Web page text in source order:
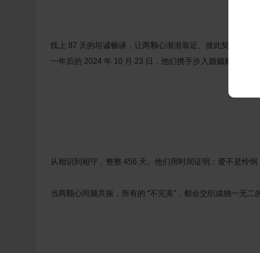
线上 87 天的坦诚畅谈，让两颗心渐渐靠近、彼此契合。
一年后的 2024 年 10 月 23 日，他们携手步入婚姻殿堂。
从相识到相守，整整 456 天。他们用 时间 证明：爱不是怜悯
当两颗心同频共振，所有的 “不完美”， 都会交织成独一无二